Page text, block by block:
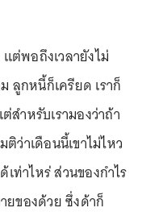
ต่พอถึงเวลายังไม่
ลูกหนี้ก็เครียด เราก็
สำหรับเรามองว่าถ้า
ว่าเดือนนี้เขาไม่ไหว
ท่าไหร่ ส่วนของกำไร
ยของด้วย ซึ่งด้าก็